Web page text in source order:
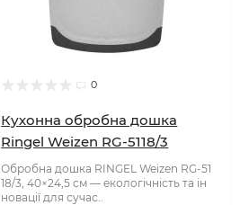
0
Кухонна обробна дошка
Ringel Weizen RG-5118/3
Обробна дошка RINGEL Weizen RG-51
18/3, 40×24,5 см — екологічність та ін
новації для сучас..